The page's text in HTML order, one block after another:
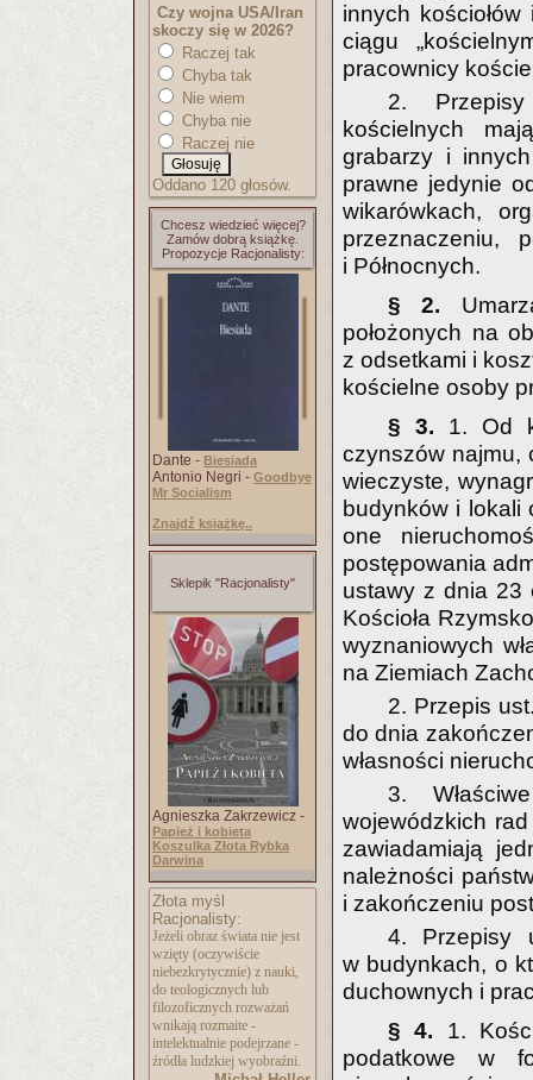
Czy wojna USA/Iran
skoczy się w 2026?
Raczej tak
Chyba tak
Nie wiem
Chyba nie
Raczej nie
Oddano 120 głosów.
Chcesz wiedzieć więcej?
Zamów dobrą książkę.
Propozycje Racjonalisty:
Dante - Biesiada
Antonio Negri - Goodbye
Mr Socialism
Znajdź książkę..
Sklepik "Racjonalisty"
Agnieszka Zakrzewicz -
Papież i kobieta
Koszulka Złota Rybka
Darwina
Złota myśl
Racjonalisty:
Jeżeli obraz świata nie jest
wzięty (oczywiście
niebezkrytycznie) z nauki,
do teologicznych lub
filozoficznych rozważań
wnikają rozmaite -
intelektualnie podejrzane -
źródła ludzkiej wyobraźni.
innych
ciągu
pracownicy
2. Przepisy
kościelnych
grabarzy i
prawne jedynie
wikarówkach,
przeznaczeniu,
i Północnych.
§ 2.
położonych na
z odsetkami i
kościelne osoby
§ 3. 1. Od
czynszów najmu,
wieczyste,
budynków i lokali
one
postępowania
ustawy z dnia 23
Kościoła
wyznaniowych
na Ziemiach
2. Przepis
do dnia
własności
3.
wojewódzkich
zawiadamiają
należności
i zakończeniu
4. Przepisy
w budynkach, o
duchownych i
§ 4. 1.
podatkowe w